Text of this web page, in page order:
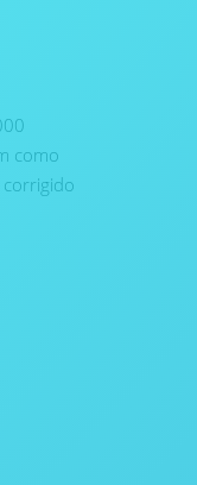
como